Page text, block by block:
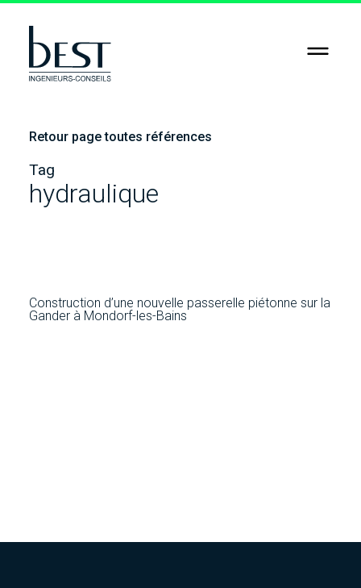
RSE
Contact
Retour page toutes références
Tag
hydraulique
Construction d’une nouvelle passerelle piétonne sur la
Gander à Mondorf-les-Bains